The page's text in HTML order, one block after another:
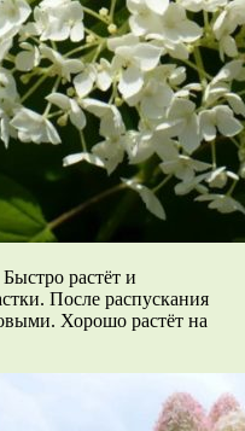
Быстро растёт и
После распускания
Хорошо растёт на